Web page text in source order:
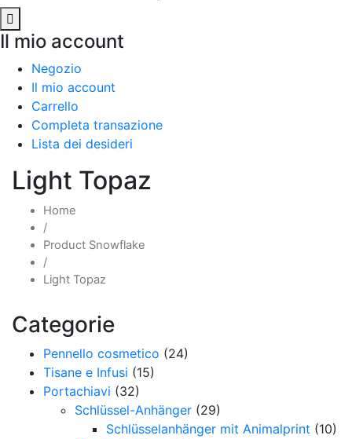
Il mio account
Negozio
Il mio account
Carrello
Completa transazione
Lista dei desideri
Light Topaz
Home
/
Product Snowflake
/
Light Topaz
Categorie
Pennello cosmetico (24)
Tisane e Infusi (15)
Portachiavi (32)
Schlüssel-Anhänger (29)
Schlüsselanhänger mit Animalprint (10)